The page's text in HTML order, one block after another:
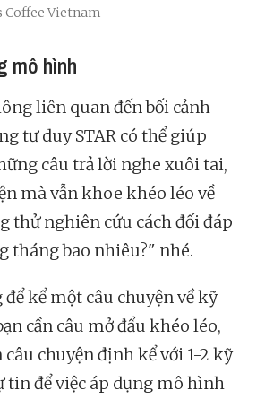
Coffee Vietnam
mô hình
liên quan đến bối cảnh
tư duy STAR có thể giúp
câu trả lời nghe xuôi tai,
mà vẫn khoe khéo léo về
thử nghiên cứu cách đối đáp
tháng bao nhiêu?" nhé.
kể một câu chuyện về kỹ
cần câu mở đẩu khéo léo,
câu chuyện định kể với 1-2 kỹ
tin để việc áp dụng mô hình